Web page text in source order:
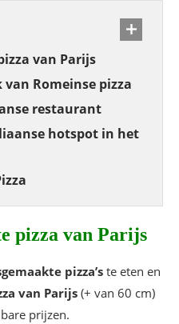
van Parijs
Romeinse pizza
restaurant
hotspot in het
pizza van Parijs
pizza’ste eten en
van Parijs (+ van 60 cm)
prijzen.